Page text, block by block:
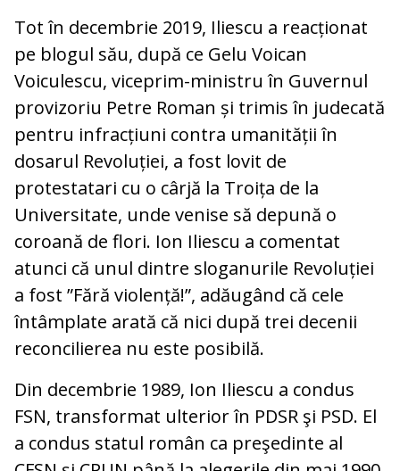
Tot în decembrie 2019, Iliescu a reacționat
pe blogul său, după ce Gelu Voican
Voiculescu, viceprim-ministru în Guvernul
provizoriu Petre Roman și trimis în judecată
pentru infracțiuni contra umanității în
dosarul Revoluției, a fost lovit de
protestatari cu o cârjă la Troița de la
Universitate, unde venise să depună o
coroană de flori. Ion Iliescu a comentat
atunci că unul dintre sloganurile Revoluției
a fost ”Fără violență!”, adăugând că cele
întâmplate arată că nici după trei decenii
reconcilierea nu este posibilă.
Din decembrie 1989, Ion Iliescu a condus
FSN, transformat ulterior în PDSR şi PSD. El
a condus statul român ca preşedinte al